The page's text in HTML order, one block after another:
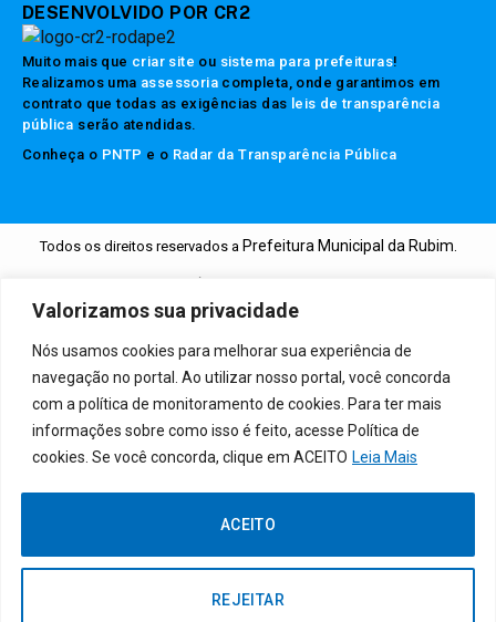
Valorizamos sua privacidade
Nós usamos cookies para melhorar sua experiência de
navegação no portal. Ao utilizar nosso portal, você concorda
com a política de monitoramento de cookies. Para ter mais
informações sobre como isso é feito, acesse Política de
cookies. Se você concorda, clique em ACEITO Leia Mais
REJEITAR
ACEITO
DESENVOLVIDO POR CR2
Muito mais que criar site ou sistema para prefeituras!
Realizamos uma assessoria completa, onde garantimos em
contrato que todas as exigências das leis de transparência
pública serão atendidas.
Conheça o PNTP e o Radar da Transparência Pública
Todos os direitos reservados a Prefeitura Municipal da Rubim.